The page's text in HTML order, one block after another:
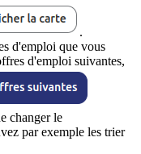
.
d'emploi que vous
d'emploi suivantes,
changer le
par exemple les trier